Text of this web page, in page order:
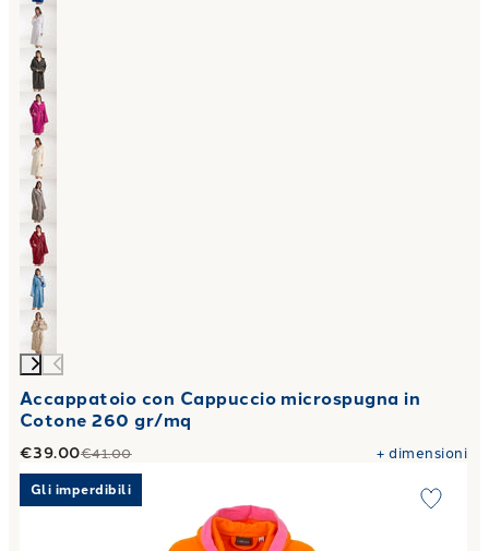
Accappatoio con Cappuccio microspugna in
Cotone 260 gr/mq
€39.00€41.00 +dimensioni
Link to "Accappatoio con Cappuccio in Spugna Voyage
Gli imperdibili